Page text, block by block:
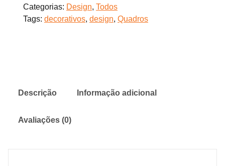
Categorias: Design, Todos
Tags: decorativos, design, Quadros
Descrição Informação adicional
Avaliações (0)